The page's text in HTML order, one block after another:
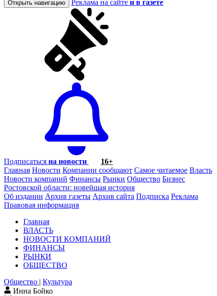
Открыть навигацию Реклама на сайте и в газете
Подписаться на новости
16+
Главная Новости Компании сообщают Самое читаемое Власть
Новости компаний Финансы Рынки Общество Бизнес
Ростовской области: новейшая история
Об издании Архив газеты Архив сайта Подписка Реклама
Правовая информация
Главная
ВЛАСТЬ
НОВОСТИ КОМПАНИЙ
ФИНАНСЫ
РЫНКИ
ОБЩЕСТВО
Общество | Культура
Инна Бойко